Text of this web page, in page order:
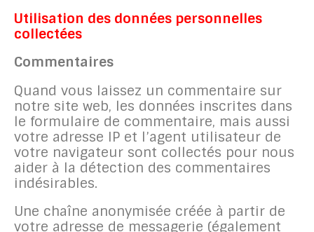
Utilisation des données personnelles
collectées
Commentaires
Quand vous laissez un commentaire sur
notre site web, les données inscrites dans
le formulaire de commentaire, mais aussi
votre adresse IP et l’agent utilisateur de
votre navigateur sont collectés pour nous
aider à la détection des commentaires
indésirables.
Une chaîne anonymisée créée à partir de
votre adresse de messagerie (également